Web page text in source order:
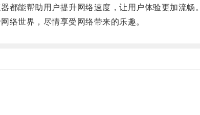
能帮助用户提升网络速度，让用户体验更加流畅。
世界，尽情享受网络带来的乐趣。